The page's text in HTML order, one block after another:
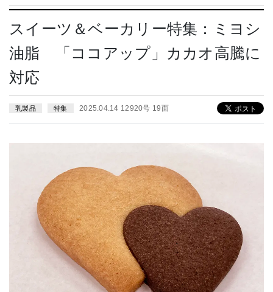
スイーツ＆ベーカリー特集：ミヨシ
油脂 「ココアップ」カカオ高騰に
対応
乳製品 特集 2025.04.14 12920号 19面